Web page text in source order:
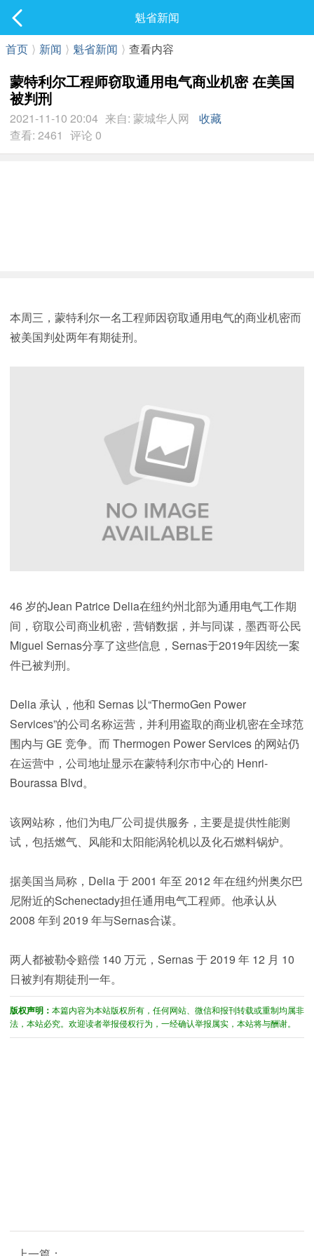
最新发表
魁省新闻
首页 ⟩ 新闻 ⟩ 魁省新闻 ⟩ 查看内容
蒙特利尔工程师窃取通用电气商业机密 在美国
被判刑
2021-11-10 20:04 来自: 蒙城华人网
收藏
查看: 2461 评论 0
本周三，蒙特利尔一名工程师因窃取通用电气的商业机密而
被美国判处两年有期徒刑。
46 岁的Jean Patrice Delia在纽约州北部为通用电气工作期
间，窃取公司商业机密，营销数据，并与同谋，墨西哥公民
Miguel Sernas分享了这些信息，Sernas于2019年因统一案
件已被判刑。
Delia 承认，他和 Sernas 以“ThermoGen Power
Services”的公司名称运营，并利用盗取的商业机密在全球范
围内与 GE 竞争。而 Thermogen Power Services 的网站仍
在运营中，公司地址显示在蒙特利尔市中心的 Henri-
Bourassa Blvd。
该网站称，他们为电厂公司提供服务，主要是提供性能测
试，包括燃气、风能和太阳能涡轮机以及化石燃料锅炉。
据美国当局称，Delia 于 2001 年至 2012 年在纽约州奥尔巴
尼附近的Schenectady担任通用电气工程师。他承认从
2008 年到 2019 年与Sernas合谋。
两人都被勒令赔偿 140 万元，Sernas 于 2019 年 12 月 10
日被判有期徒刑一年。
版权声明： 本篇内容为本站版权所有，任何网站、微信和报刊转载或重制均属非
法，本站必究。欢迎读者举报侵权行为，一经确认举报属实，本站将与酬谢。